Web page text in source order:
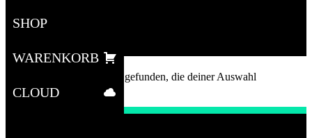
SHOP
WARENKORB
CLOUD
Es wurden keine Produkte gefunden, die deiner Auswahl
entsprechen.